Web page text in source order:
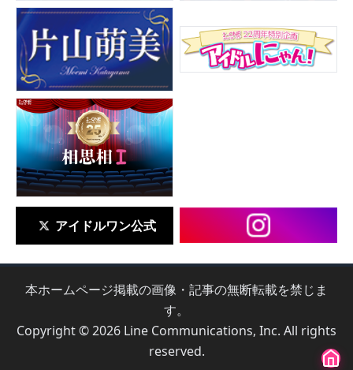
アイドルワン公式
本ホームページ掲載の画像・記事の無断転載を禁じま
す。
Copyright © 2026 Line Communications, Inc. All rights
reserved.